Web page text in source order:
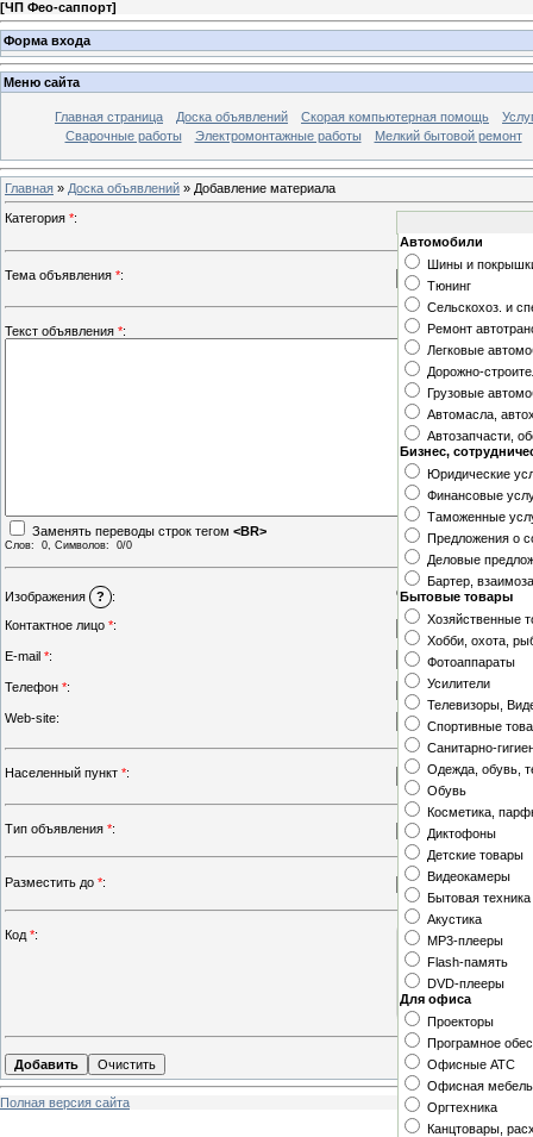
[ЧП Фео-саппорт]
Форма входа
Меню сайта
Главная страница Доска объявлений Скорая компьютерная помощь
Сварочные работы
Электромонтажные работы Мелкий бытовой ремонт
Главная » Доска объявлений » Добавление материала
Категория *:
Автомобили
Шины и
Тюнинг
Сельскохоз. и
Ремонт
Легковые
Дорожно-
Грузовые
Автомасла,
Автозапчасти,
Бизнес,
Юридические
Финансовые
Таможенные
Предложения о
Деловые
Бартер,
Бытовые товары
Хозяйственные
Хобби, охота,
Фотоаппараты
Усилители
Телевизоры,
Спортивные
Санитарно-
Одежда, обувь,
Обувь
Косметика,
Диктофоны
Детские товары
Видеокамеры
Бытовая
Акустика
MP3-плееры
Flash-память
DVD-плееры
Для офиса
Проекторы
Програмное
Офисные АТС
Офисная мебель
Оргтехника
Канцтовары,
Тема объявления *:
Текст объявления *:
Заменять переводы строк тегом <BR>
Слов: 0 , Символов: 0/0
Изображения ? : Стандартный
Контактное лицо *:
E-mail *:
Телефон *:
Web-site:
Населенный пункт *:
Тип объявления *:
Разместить до *: -
Код*:
Полная версия сайта